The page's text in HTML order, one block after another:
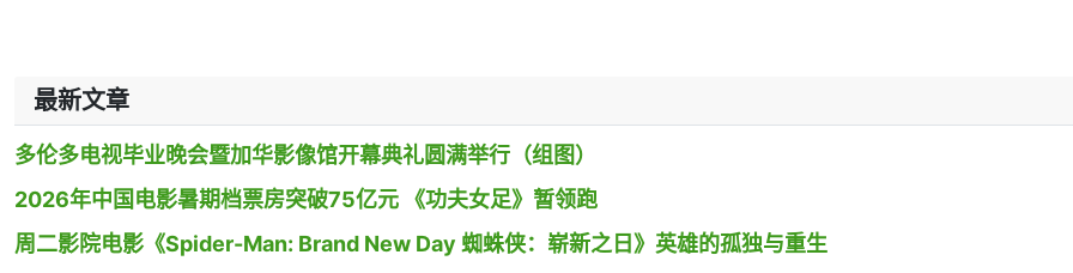
最新文章
多伦多电视毕业晚会暨加华影像馆开幕典礼圆满举行（组图）
2026年中国电影暑期档票房突破75亿元 《功夫女足》暂领跑
周二影院电影《Spider-Man: Brand New Day 蜘蛛侠：崭新之日》英雄的孤独与重生